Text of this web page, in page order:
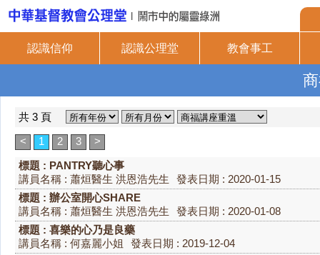
認識信仰 認識公理堂 教會事工
共 3 頁
<
1 2 3
>
標題 : PANTRY聽心事
講員名稱 : 蕭烜醫生 洪恩浩先生
發表日期 : 2020-01-15
標題 : 辦公室開心SHARE
講員名稱 : 蕭烜醫生 洪恩浩先生
發表日期 : 2020-01-08
標題 : 喜樂的心乃是良藥
講員名稱 : 何嘉麗小姐
發表日期 : 2019-12-04